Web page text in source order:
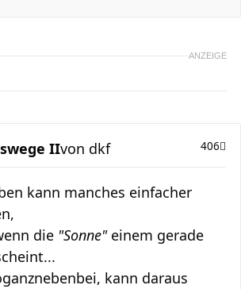
ANZEIGE
II 406
von dkf
kann manches einfacher
die "Sonne"einem gerade
kann daraus